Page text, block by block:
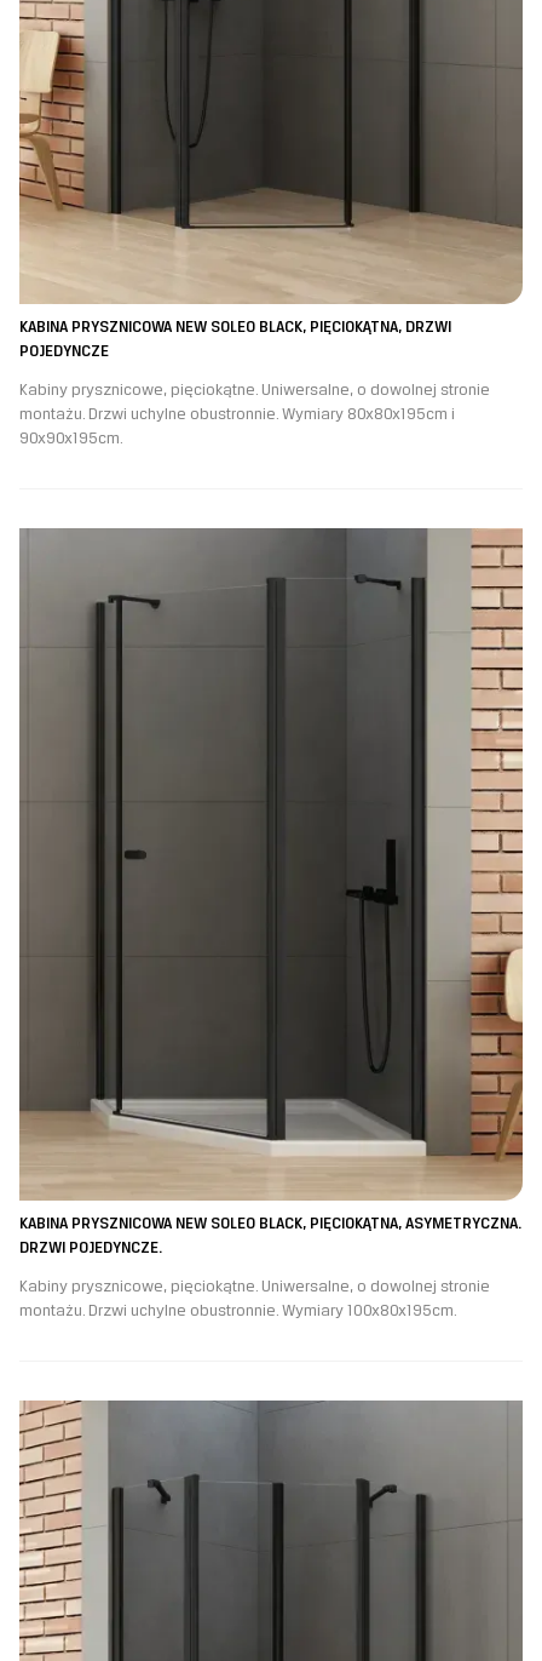
KABINA PRYSZNICOWA NEW SOLEO BLACK, PIĘCIOKĄTNA, DRZWI
POJEDYNCZE
Kabiny prysznicowe, pięciokątne. Uniwersalne, o dowolnej stronie
montażu. Drzwi uchylne obustronnie. Wymiary 80x80x195cm i
90x90x195cm.
KABINA PRYSZNICOWA NEW SOLEO BLACK, PIĘCIOKĄTNA, ASYMETRYCZNA.
DRZWI POJEDYNCZE.
Kabiny prysznicowe, pięciokątne. Uniwersalne, o dowolnej stronie
montażu. Drzwi uchylne obustronnie. Wymiary 100x80x195cm.